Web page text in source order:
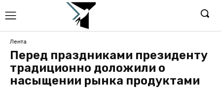
Лента
Перед праздниками президенту
традиционно доложили о
насыщении рынка продуктами